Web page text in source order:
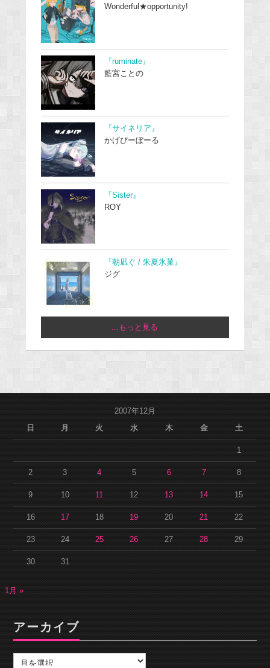
Wonderful★opportunity!
『ruminate』
藍宮ことの
『サイネリア』
かげぴーぼーる
『Sister』
ROY
『朝凪ぐ / 朱夏氷菓』
ジグ
...もっと見る
2007年12月
日
月 火 水 木 金 土
1
2 3 4 5 6 7 8
9 10 11 12 13 14 15
16 17 18 19 20 21 22
23 24 25 26 27 28 29
30 31
1月 »
アーカイブ